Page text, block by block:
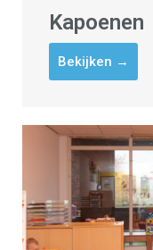
Kapoenen
Bekijken →